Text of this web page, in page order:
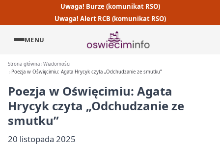
Uwaga! Burze (komunikat RSO)
Uwaga! Alert RCB (komunikat RSO)
MENU
Strona główna Wiadomości
Poezja w Oświęcimiu: Agata Hrycyk czyta „Odchudzanie ze smutku”
Poezja w Oświęcimiu: Agata
Hrycyk czyta „Odchudzanie ze
smutku”
20 listopada 2025